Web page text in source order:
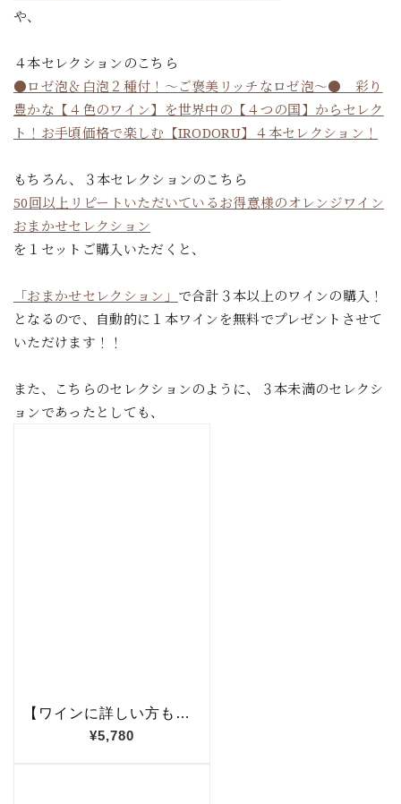
や、
４本セレクションのこちら
●ロゼ泡＆白泡２種付！～ご褒美リッチなロゼ泡～● 彩り
豊かな【４色のワイン】を世界中の【４つの国】からセレク
ト！お手頃価格で楽しむ【IRODORU】４本セレクション！
もちろん、３本セレクションのこちら
50回以上リピートいただいているお得意様のオレンジワイン
おまかせセレクション
を１セットご購入いただくと、
「おまかせセレクション」 で合計３本以上のワインの購入！
となるので、自動的に１本ワインを無料でプレゼントさせて
いただけます！！
また、こちらのセレクションのように、３本未満のセレクシ
ョンであったとしても、